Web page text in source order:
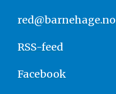
red@barnehage.no
RSS-feed
Facebook